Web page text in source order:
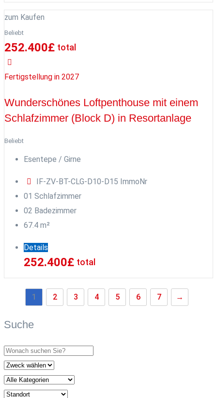
zum Kaufen
Beliebt
252.400£ total
Fertigstellung in 2027
Wunderschönes Loftpenthouse mit einem
Schlafzimmer (Block D) in Resortanlage
Beliebt
Esentepe / Girne
IF-ZV-BT-CLG-D10-D15 ImmoNr
01 Schlafzimmer
02 Badezimmer
67.4 m²
Details
252.400£ total
1 2 3 4 5 6 7 →
Suche